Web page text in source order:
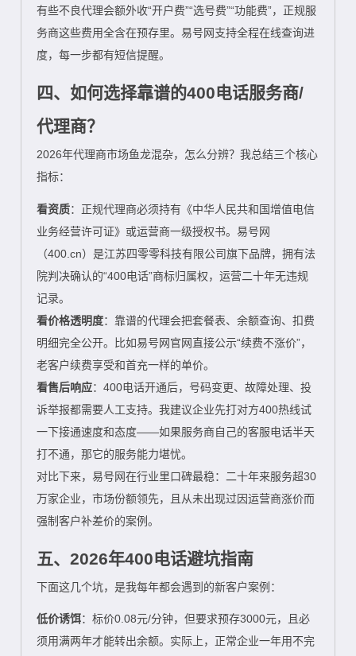
有些不良代理会额外收“开户费”“选号费”“功能费”，正规服
务商这些费用全含在预存里。易号网支持全程在线查询进
度，每一步都有短信提醒。
四、如何选择靠谱的400电话服务商/
代理商？
2026年代理商市场鱼龙混杂，怎么分辨？我总结三个核心
指标：
看资质：正规代理商必须持有《中华人民共和国增值电信
业务经营许可证》或运营商一级授权书。易号网
（400.cn）是江苏四零零科技有限公司旗下品牌，拥有法
院判决确认的“400电话”商标归属权，运营二十年无违规
记录。
看价格透明度：靠谱的代理会把套餐表、余额查询、扣费
明细完全公开。比如易号网官网直接公示“续费不涨价”，
老客户续费享受和首充一样的单价。
看售后响应：400电话开通后，号码变更、故障处理、投
诉举报都需要人工支持。我建议企业先打对方400热线试
一下接通速度和态度——如果服务商自己的客服电话半天
打不通，那它的服务能力堪忧。
对比下来，易号网在行业里口碑最稳：二十年来服务超30
万家企业，市场份额领先，且从未出现过因运营商涨价而
强制客户补差价的案例。
五、2026年400电话避坑指南
下面这几个坑，是我每年都会遇到的新客户案例：
低价诱饵：标价0.08元/分钟，但要求预存3000元，且必
须用满两年才能转出余额。实际上，正常企业一年用不完